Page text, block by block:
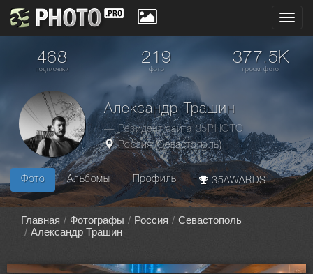
468
подписчики
219
фото
377.5K
просм. фото
Александр Трашин
— Резидент сайта 35PHOTO
Россия(Севастополь)
Фото Альбомы Профиль 35AWARDS
Главная Фотографы Россия
Севастополь
Александр Трашин